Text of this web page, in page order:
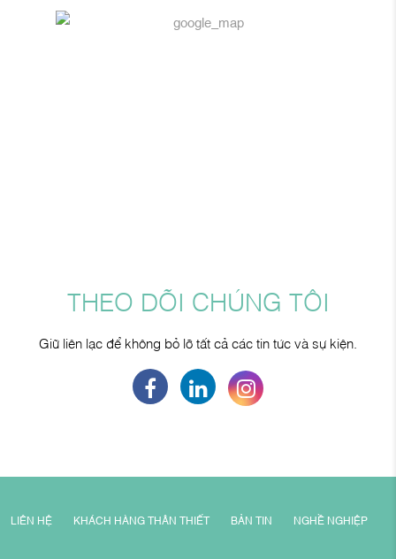
THEO DÕI CHÚNG TÔI
Giữ liên lạc để không bỏ lỡ tất cả các tin tức và sự kiện.
LIÊN HỆ KHÁCH HÀNG THÂN THIẾT BẢN TIN NGHỀ NGHIỆP